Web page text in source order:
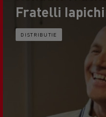
Fratelli
DISTRIBUTIE